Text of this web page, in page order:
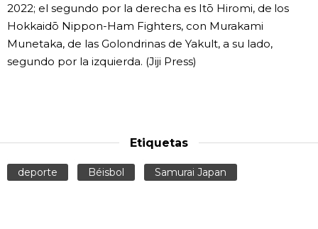
2022; el segundo por la derecha es Itō Hiromi, de los
Hokkaidō Nippon-Ham Fighters, con Murakami
Munetaka, de las Golondrinas de Yakult, a su lado,
segundo por la izquierda. (Jiji Press)
Etiquetas
deporte Béisbol Samurai Japan